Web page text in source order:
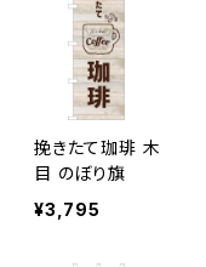
挽きたて珈琲 木
目 のぼり旗
¥3,795